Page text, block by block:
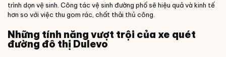
trình dọn vệ sinh. Công tác vệ sinh đường phố sẽ hiệu quả và kinh tế
hơn so với việc thu gom rác, chất thải thủ công.
Những tính năng vượt trội của xe quét
đường đô thị Dulevo